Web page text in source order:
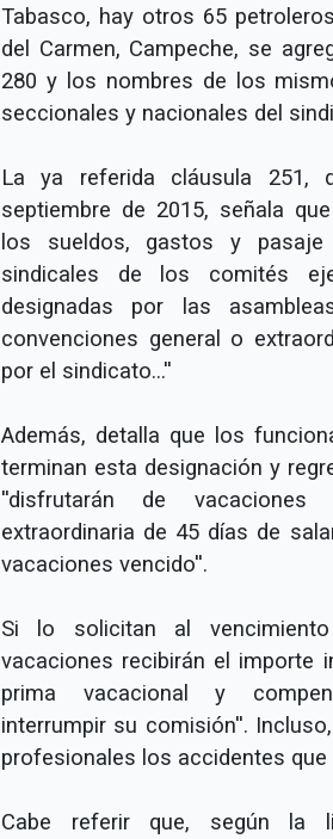
Tabasco, hay otros 65
del Carmen, Campeche, se
280 y los nombres de los
seccionales y nacionales del
La ya referida cláusula
septiembre de 2015, señala
los sueldos, gastos y
sindicales de los comités
designadas por las
convenciones general o
por el sindicato...''
Además, detalla que los
terminan esta designación y
''disfrutarán de
extraordinaria de 45 días de
vacaciones vencido''.
Si lo solicitan al
vacaciones recibirán el importe
prima vacacional y
interrumpir su comisión''.
profesionales los accidentes
Cabe referir que, según la